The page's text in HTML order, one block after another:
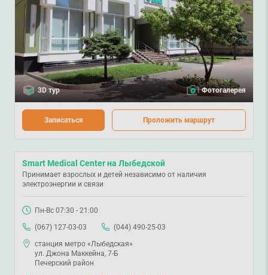
3D тур Фотогалерея
Записаться Проложить маршрут
Smart Medical Center на Лыбедской
Принимает взрослых и детей независимо от наличия
электроэнергии и связи
Пн-Вс 07:30 - 21:00
(067) 127-03-03
(044) 490-25-03
станция метро «Лыбедская»
ул. Джона Маккейна, 7-Б
Печерский район